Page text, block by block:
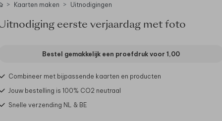
Kaarten maken Uitnodigingen
eerste verjaardag met foto
Bestel gemakkelijk een proefdruk voor 1,00
Combineer met bijpassende kaarten en producten
Jouw bestelling is 100% CO2 neutraal
Snelle verzending NL & BE